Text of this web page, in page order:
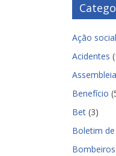
Ação social
Acidentes
Benefício
Bet (3)
Boletim
Bombeiros